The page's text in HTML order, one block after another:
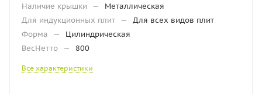
Наличие крышки
—
Металлическая
Для индукционных плит —
Для всех видов плит
Форма
—
Цилиндрическая
ВесНетто — 800
Все характеристики